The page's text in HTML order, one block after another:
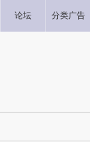
论坛 分类广告